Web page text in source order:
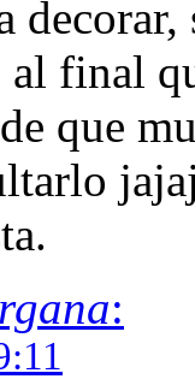
final
que
: